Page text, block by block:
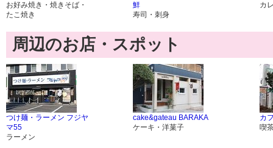
お好み焼き・焼きそば・
たこ焼き
鮮
寿司・刺身
カ
周辺のお店・スポット
つけ麺・ラーメン フジヤ
マ55
ラーメン
cake&gateau BARAKA
ケーキ・洋菓子
カ
喫